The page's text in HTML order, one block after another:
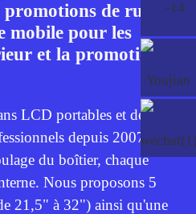
de rue,
mobile pour les
et la promotion
LCD portables et des
depuis 2007. De la
du boîtier, chaque
Nous proposons 5
21,5" à 32") ainsi qu'une